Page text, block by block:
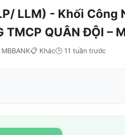
LLM) - Khối Công
TMCP QUÂN ĐỘI –
📋 Khác🕒 11 tuần trước